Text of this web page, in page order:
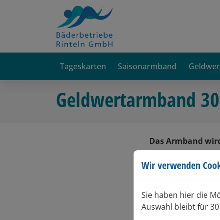
Tageskarten Saisonarmband
Geldwertarmband
Das Armband
Bitte wählen
Wir verwenden
Sie haben hier die
Auswahl bleibt für